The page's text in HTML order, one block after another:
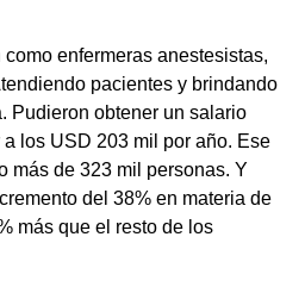
enfermeras anestesistas,
pacientes y brindando
Pudieron obtener un salario
los USD 203 mil por año. Ese
más de 323 mil personas. Y
del 38% en materia de
más que el resto de los